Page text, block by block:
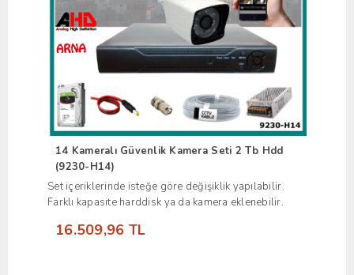
14 Kameralı Güvenlik Kamera Seti 2 Tb Hdd
(9230-H14)
Set içeriklerinde isteğe göre değişiklik yapılabilir.
Farklı kapasite harddisk ya da kamera eklenebilir.
16.509,96 TL